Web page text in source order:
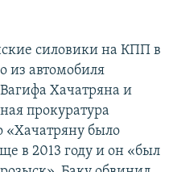
силовики на КПП в
из автомобиля
Хачатряна и
прокуратура
«Хачатряну было
в 2013 году и он «был